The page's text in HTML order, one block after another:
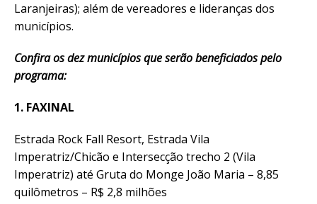
Laranjeiras); além de vereadores e lideranças dos
municípios.
Confira os dez municípios que serão beneficiados pelo
programa:
1. FAXINAL
Estrada Rock Fall Resort, Estrada Vila
Imperatriz/Chicão e Intersecção trecho 2 (Vila
Imperatriz) até Gruta do Monge João Maria – 8,85
quilômetros – R$ 2,8 milhões